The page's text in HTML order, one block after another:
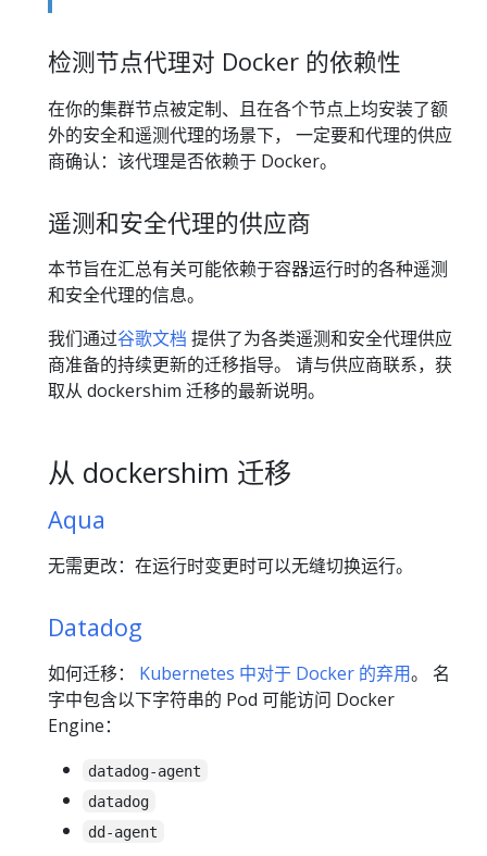
检测节点代理对 Docker 的依赖性
在你的集群节点被定制、且在各个节点上均安装了额
外的安全和遥测代理的场景下， 一定要和代理的供应
商确认：该代理是否依赖于 Docker。
遥测和安全代理的供应商
本节旨在汇总有关可能依赖于容器运行时的各种遥测
和安全代理的信息。
我们通过谷歌文档 提供了为各类遥测和安全代理供应
商准备的持续更新的迁移指导。 请与供应商联系，获
取从 dockershim 迁移的最新说明。
从 dockershim 迁移
Aqua
无需更改：在运行时变更时可以无缝切换运行。
Datadog
如何迁移： Kubernetes 中对于 Docker 的弃用。 名
字中包含以下字符串的 Pod 可能访问 Docker
Engine：
datadog-agent
datadog
dd-agent